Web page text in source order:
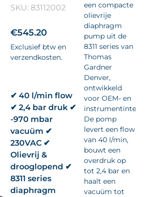
SKU: 83112002
€545.20
Exclusief btw en
verzendkosten.
✔ 40 l/min flow
✔ 2,4 bar druk ✔
-970 mbar
vacuüm ✔
230VAC ✔
Olievrij &
drooglopend ✔
8311 series
diaphragm
een compacte
olievrije
diaphragm
pump uit de
8311 series van
Thomas
Gardner
Denver,
ontwikkeld
voor OEM- en
De pomp
levert een flow
van 40 l/min,
bouwt een
overdruk op
tot 2,4 bar en
haalt een
vacuüm tot